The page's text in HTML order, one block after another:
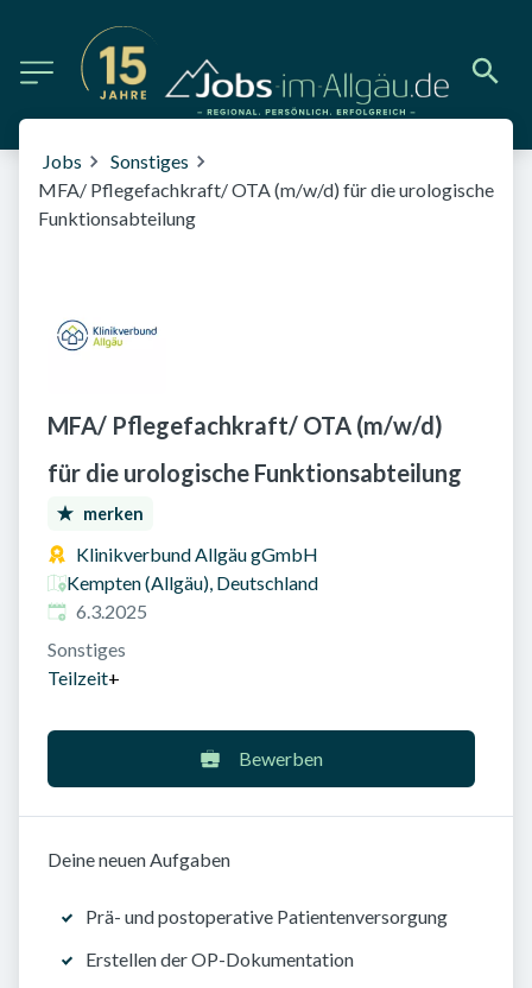
Jobs
Sonstiges
MFA/ Pflegefachkraft/ OTA (m/w/d) für die urologische
Funktionsabteilung
MFA/ Pflegefachkraft/ OTA (m/w/d)
für die urologische Funktionsabteilung
merken
Klinikverbund Allgäu gGmbH
Kempten (Allgäu), Deutschland
Veröffentlicht am
6.3.2025
Sonstiges
Teilzeit+
Bewerben
Deine neuen Aufgaben
Prä- und postoperative Patientenversorgung
Erstellen der OP-Dokumentation